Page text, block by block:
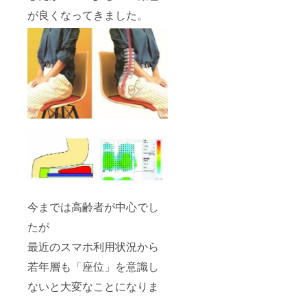
が良くなってきました。
今までは高齢者が中心でし
たが
最近のスマホ利用状況から
若年層も「座位」を意識し
ないと大変なことになりま